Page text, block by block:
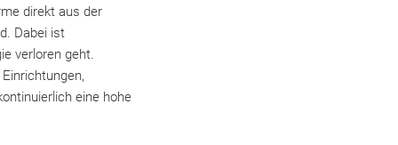
direkt aus der
Dabei ist
verloren geht.
eine hohe